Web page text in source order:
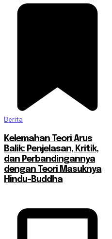
Berita
Kelemahan Teori Arus
Balik: Penjelasan, Kritik,
dan Perbandingannya
dengan Teori Masuknya
Hindu-Buddha